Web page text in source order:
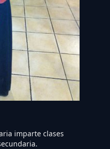
imparte clases